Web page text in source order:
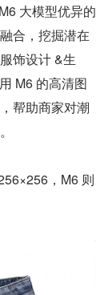
大模型优异的
合，挖掘潜在
饰设计 &生
M6 的高清图
帮助商家对潮
，M6 则